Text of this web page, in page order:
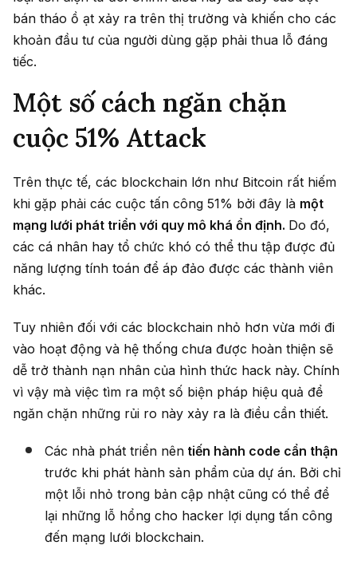
bán tháo ồ ạt xảy ra trên thị trường và khiến cho các
khoản đầu tư của người dùng gặp phải thua lỗ đáng
tiếc.
Một số cách ngăn chặn
cuộc 51% Attack
Trên thực tế, các blockchain lớn như Bitcoin rất hiếm
khi gặp phải các cuộc tấn công 51% bởi đây là một
mạng lưới phát triển với quy mô khá ổn định. Do đó,
các cá nhân hay tổ chức khó có thể thu tập được đủ
năng lượng tính toán để áp đảo được các thành viên
khác.
Tuy nhiên đối với các blockchain nhỏ hơn vừa mới đi
vào hoạt động và hệ thống chưa được hoàn thiện sẽ
dễ trở thành nạn nhân của hình thức hack này. Chính
vì vậy mà việc tìm ra một số biện pháp hiệu quả để
ngăn chặn những rủi ro này xảy ra là điều cần thiết.
Các nhà phát triển nên tiến hành code cẩn thận
trước khi phát hành sản phẩm của dự án. Bởi chỉ
một lỗi nhỏ trong bản cập nhật cũng có thể để
lại những lỗ hổng cho hacker lợi dụng tấn công
đến mạng lưới blockchain.